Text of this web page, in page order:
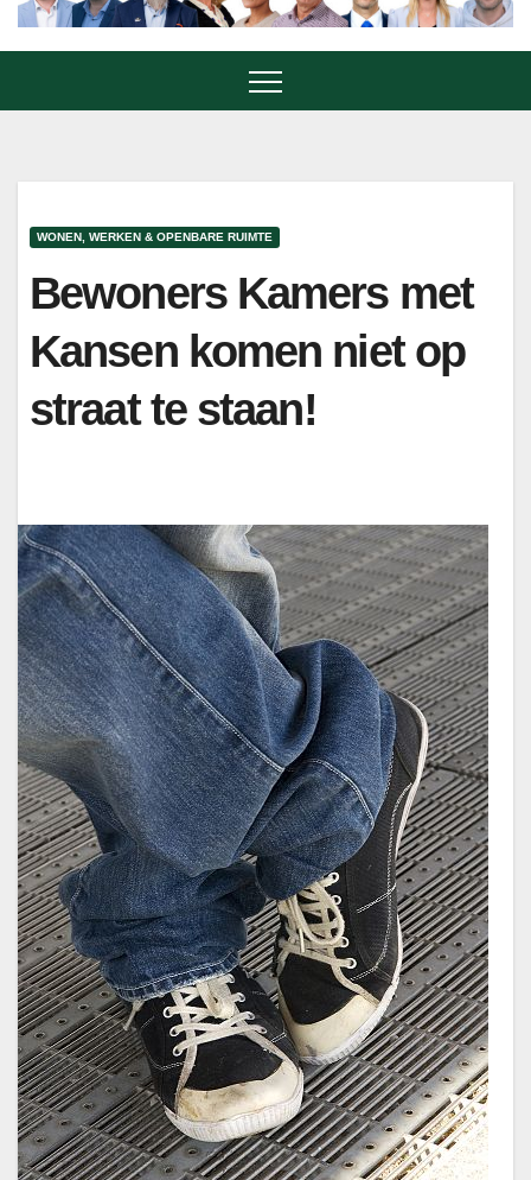
WONEN, WERKEN & OPENBARE RUIMTE
Bewoners Kamers met
Kansen komen niet op
straat te staan!